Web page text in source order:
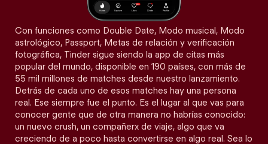
Con funciones como Double Date, Modo musical, Modo
astrológico, Passport, Metas de relación y verificación
fotográfica, Tinder sigue siendo la app de citas más
popular del mundo, disponible en 190 países, con más de
55 mil millones de matches desde nuestro lanzamiento.
Detrás de cada uno de esos matches hay una persona
real. Ese siempre fue el punto. Es el lugar al que vas para
conocer gente que de otra manera no habrías conocido:
un nuevo crush, un compañerx de viaje, algo que va
creciendo de a poco hasta convertirse en algo real. Sea lo